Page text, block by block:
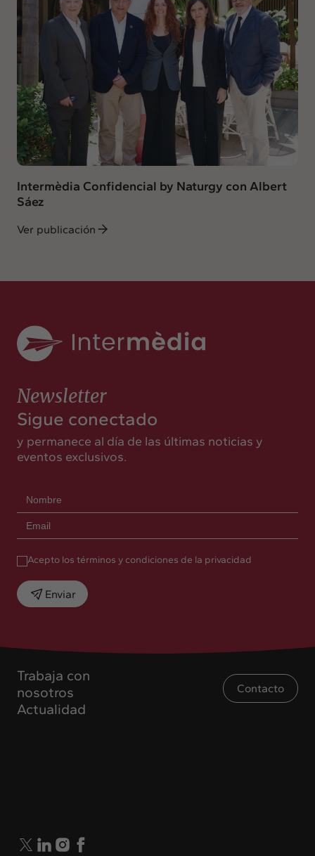
Intermèdia Confidencial by Naturgy con Albert
Sáez
Ver publicación
Trabaja con
nosotros
Actualidad
Contacto
Newsletter
Sigue conectado
y permanece al día de las últimas noticias y
eventos exclusivos.
Acepto los términos y condiciones de la privacidad
Enviar